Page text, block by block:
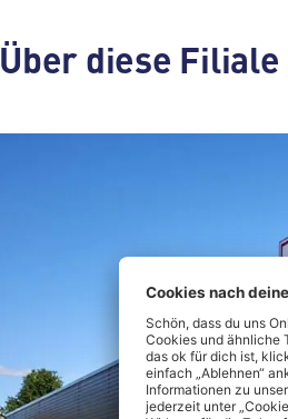
Über diese Filiale